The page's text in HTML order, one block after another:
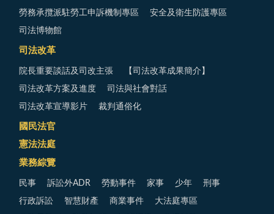
勞務承攬派駐勞工申訴機制專區 安全及衛生防護專區
司法博物館
司法改革
院長重要談話及司改主張 【司法改革成果簡介】
司法改革方案及進度 司法與社會對話
司法改革宣導影片 裁判通俗化
國民法官
憲法法庭
業務綜覽
民事 訴訟外ADR 勞動事件 家事 少年 刑事
行政訴訟 智慧財產 商業事件 大法庭專區